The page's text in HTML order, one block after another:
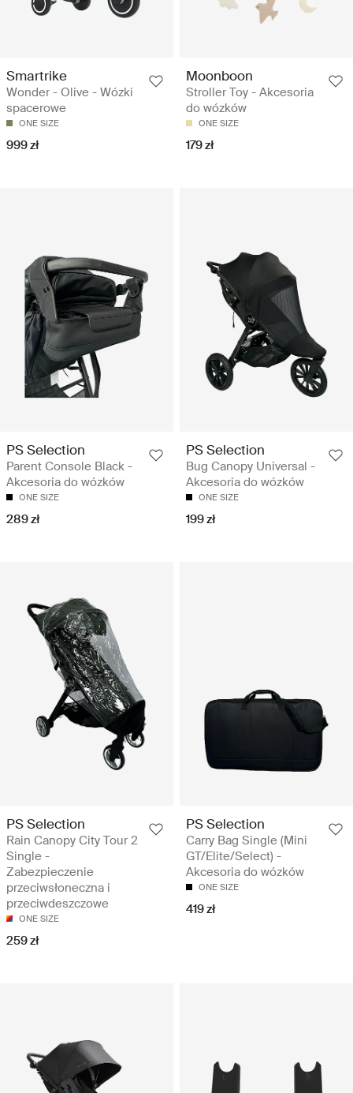
Smartrike
Wonder - Olive - Wózki
spacerowe
ONE SIZE
999 zł
Moonboon
Stroller Toy - Akcesoria
do wózków
ONE SIZE
179 zł
PS Selection
Parent Console Black -
Akcesoria do wózków
ONE SIZE
289 zł
PS Selection
Bug Canopy Universal -
Akcesoria do wózków
ONE SIZE
199 zł
PS Selection
Rain Canopy City Tour 2
Single -
Zabezpieczenie
przeciwsłoneczna i
przeciwdeszczowe
ONE SIZE
259 zł
PS Selection
Carry Bag Single (Mini
GT/Elite/Select) -
Akcesoria do wózków
ONE SIZE
419 zł